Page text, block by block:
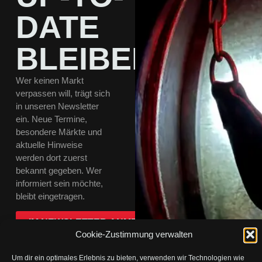
Cookie-Zustimmung verwalten
Um dir ein optimales Erlebnis zu bieten, verwenden wir Technologien wie
DATE
BLEIBEN
Wer keinen Markt
verpassen will, trägt sich
in unseren Newsletter
ein. Neue Termine,
besondere Märkte und
aktuelle Hinweise
werden dort zuerst
bekannt gegeben. Wer
informiert sein möchte,
bleibt eingetragen.
IM NEWSLETTER ANMELDEN